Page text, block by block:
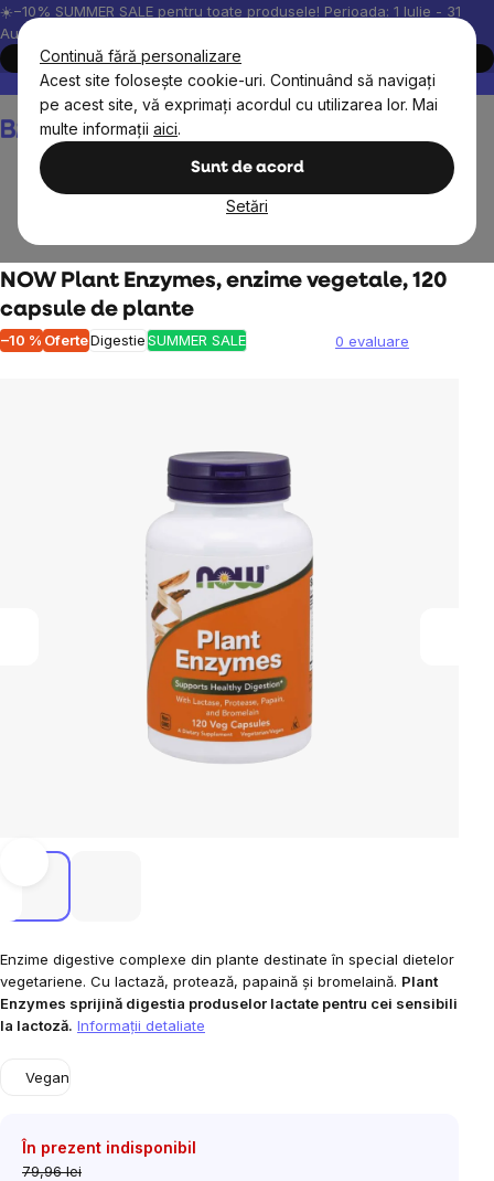
Continuă fără personalizare
Acest site folosește cookie-uri. Continuând să navigați
pe acest site, vă exprimați acordul cu utilizarea lor. Mai
multe informații aici.
Sunt de acord
Setări
Treci
la
conținut
☀️−10% SUMMER SALE pentru toate produsele! Perioada: 1 Iulie - 31
August, 2026.
Cumpără acum
Peste 200.000 de recenzii verificate
Produsele noastre sunt
Coş
de
NOW Plant Enzymes, enzime vegetale, 120
capsule de plante
–10 % OferteDigestieSUMMER SALE 0 evaluare
Enzime digestive complexe din plante destinate în special dietelor
vegetariene. Cu lactază, protează, papaină și bromelaină. Plant
Enzymes sprijină digestia produselor lactate pentru cei sensibili
la lactoză. Informaţii detaliate
Vegan
În prezent indisponibil
79,96 lei